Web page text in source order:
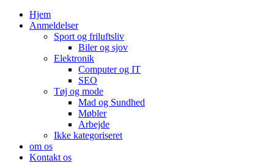
Hjem
Anmeldelser
Sport og friluftsliv
Biler og sjov
Elektronik
Computer og IT
SEO
Tøj og mode
Mad og Sundhed
Møbler
Arbejde
Ikke kategoriseret
om os
Kontakt os